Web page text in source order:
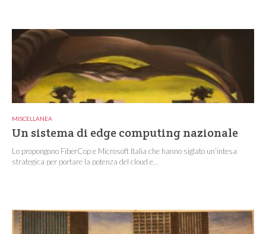
MISCELLANEA
Un sistema di edge computing nazionale
Lo propongono FiberCop e Microsoft Italia che hanno siglato un’intesa
strategica per portare la potenza del cloud e...